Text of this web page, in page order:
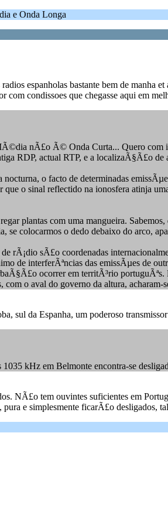
e Onda Longa
espanholas bastante bem de manha
com condissoes que chegasse aqui em
nÃ£o Ã© Onda Curta... Quero com
RDP, actual RTP, e a localizaÃ§Ã£o
o facto de determinadas
o sinal reflectido na ionosfera atinja
plantas com uma mangueira.
se colocarmos o dedo debaixo do arco,
rÃ¡dio sÃ£o coordenadas
de interferÃªncias das emissÃµes de
ocorrer em territÃ³rio
com o aval do governo da altura,
sul da Espanha, um poderoso
kHz em Belmonte encontra-se
NÃ£o tem ouvintes suficientes em
e simplesmente ficarÃ£o desligados,